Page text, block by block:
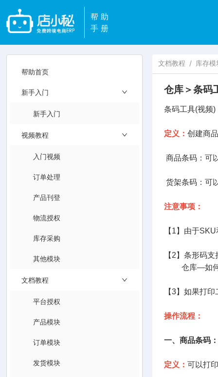
帮助
手册
帮助首页
新手入门
新手入门
视频教程
入门视频
订单处理
产品刊登
物流授权
库存采购
其他模块
文档教程
平台授权
产品模块
订单模块
发货模块
文档教程 / 库存模
仓库＞条码
条码工具(视
定义： 创建商
商品条码：可
货架条码：可
注意事项：
【1】由于
【2】条形码
仓库—如何
【3】如果打
操作流程：
一、商品条码：
定义： 可以打